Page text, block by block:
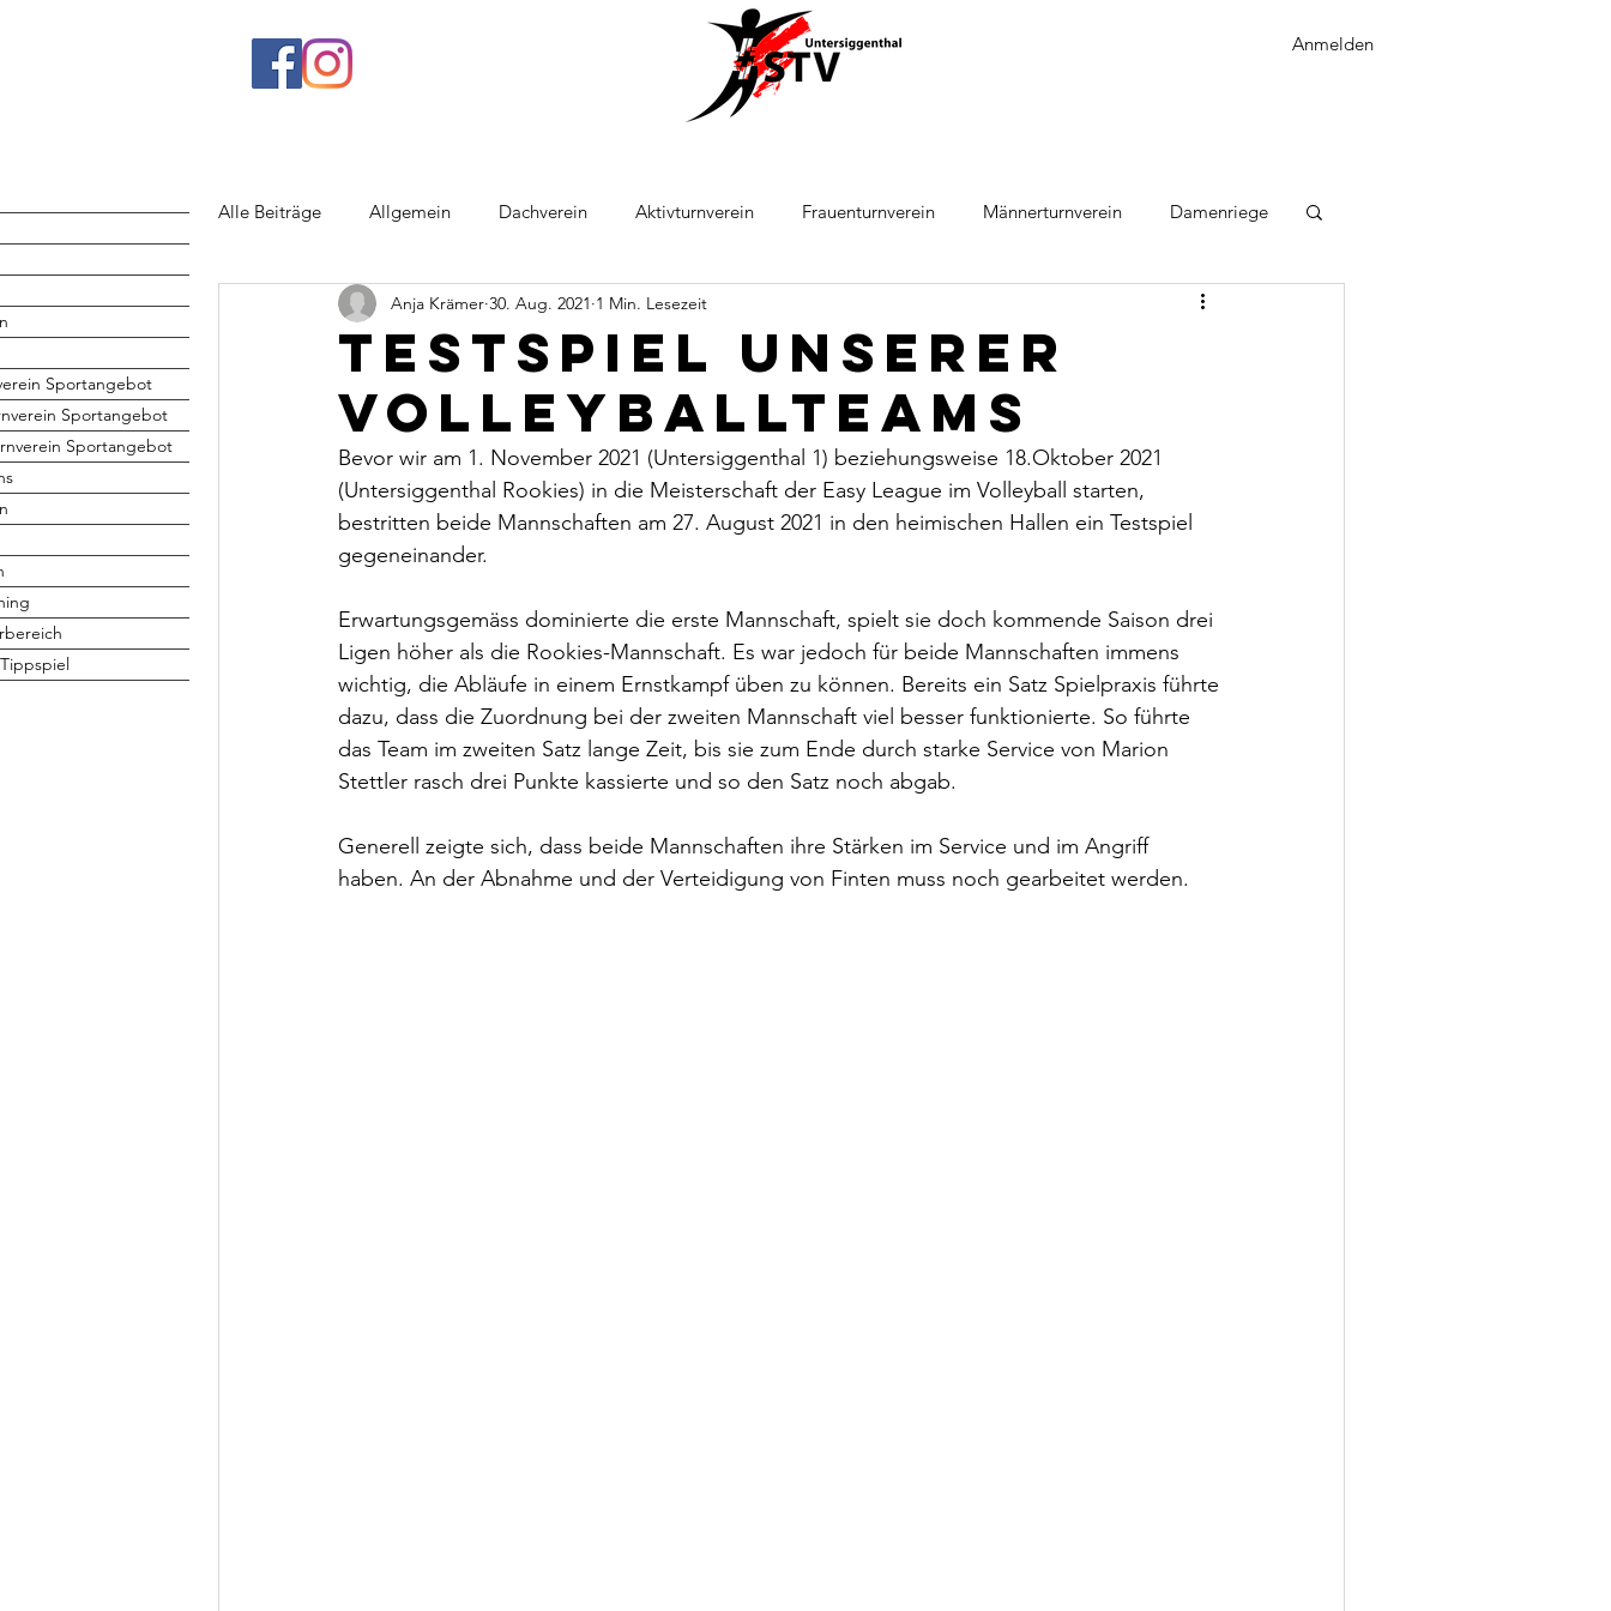
Anmelden
Alle Beiträge Allgemein Dachverein Aktivturnverein Frauenturnverein Männerturnverein Damenriege
Jugend Volleyball Leichtathletik
Testspiel unserer
Volleyballteams
Anja Krämer 30. Aug. 2021 1 Min. Lesezeit
Bevor wir am 1. November 2021 (Untersiggenthal 1) beziehungsweise 18.Oktober 2021
(Untersiggenthal Rookies) in die Meisterschaft der Easy League im Volleyball starten,
bestritten beide Mannschaften am 27. August 2021 in den heimischen Hallen ein Testspiel
gegeneinander.
Erwartungsgemäss dominierte die erste Mannschaft, spielt sie doch kommende Saison drei
Ligen höher als die Rookies-Mannschaft. Es war jedoch für beide Mannschaften immens
wichtig, die Abläufe in einem Ernstkampf üben zu können. Bereits ein Satz Spielpraxis führte
dazu, dass die Zuordnung bei der zweiten Mannschaft viel besser funktionierte. So führte
das Team im zweiten Satz lange Zeit, bis sie zum Ende durch starke Service von Marion
Stettler rasch drei Punkte kassierte und so den Satz noch abgab.
Generell zeigte sich, dass beide Mannschaften ihre Stärken im Service und im Angriff
haben. An der Abnahme und der Verteidigung von Finten muss noch gearbeitet werden.
Sportangebot
Sportangebot
Sportangebot